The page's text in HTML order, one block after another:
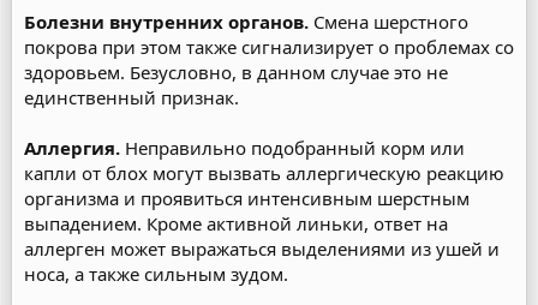
Болезни внутренних органов. Смена шерстного
покрова при этом также сигнализирует о проблемах со
здоровьем. Безусловно, в данном случае это не
единственный признак.
Аллергия. Неправильно подобранный корм или
капли от блох могут вызвать аллергическую реакцию
организма и проявиться интенсивным шерстным
выпадением. Кроме активной линьки, ответ на
аллерген может выражаться выделениями из ушей и
носа, а также сильным зудом.